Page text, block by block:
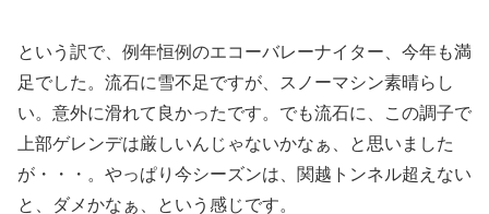
という訳で、例年恒例のエコーバレーナイター、今年も満
足でした。流石に雪不足ですが、スノーマシン素晴らし
い。意外に滑れて良かったです。でも流石に、この調子で
上部ゲレンデは厳しいんじゃないかなぁ、と思いました
が・・・。やっぱり今シーズンは、関越トンネル超えない
と、ダメかなぁ、という感じです。